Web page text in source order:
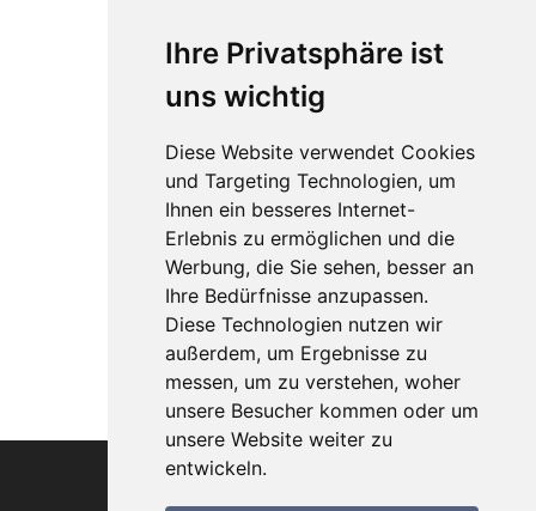
Ihre Privatsphäre ist
uns wichtig
Diese Website verwendet Cookies
und Targeting Technologien, um
Ihnen ein besseres Internet-
Erlebnis zu ermöglichen und die
Werbung, die Sie sehen, besser an
Ihre Bedürfnisse anzupassen.
Diese Technologien nutzen wir
außerdem, um Ergebnisse zu
messen, um zu verstehen, woher
unsere Besucher kommen oder um
unsere Website weiter zu
entwickeln.